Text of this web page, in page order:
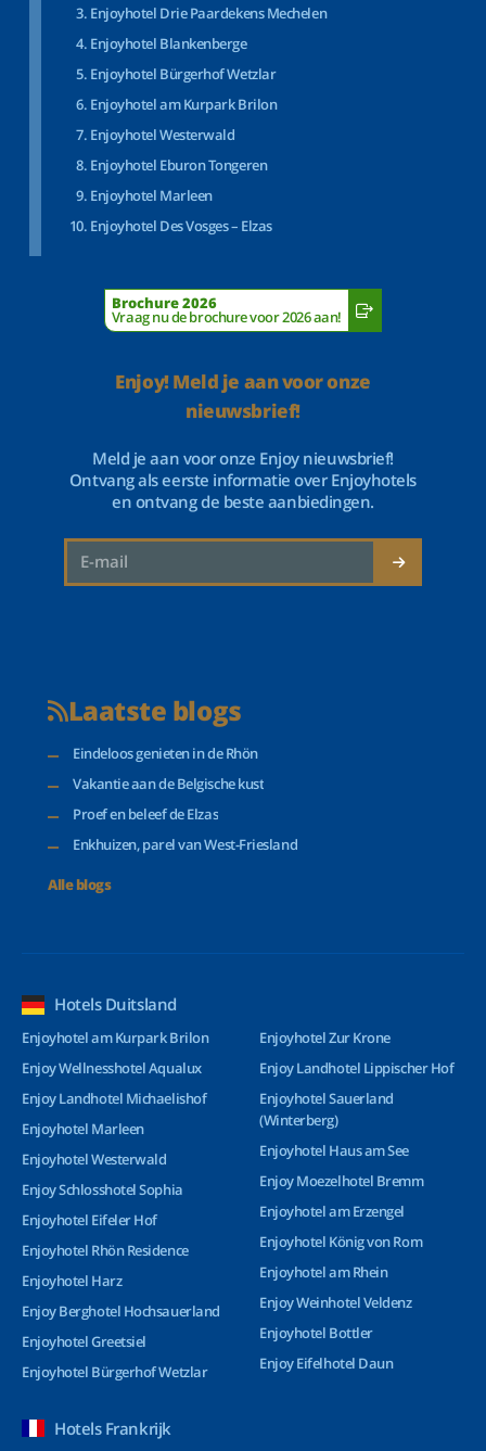
Enjoyhotel Drie Paardekens Mechelen
Enjoyhotel Blankenberge
Enjoyhotel Bürgerhof Wetzlar
Enjoyhotel am Kurpark Brilon
Enjoyhotel Westerwald
Enjoyhotel Eburon Tongeren
Enjoyhotel Marleen
Enjoyhotel Des Vosges – Elzas
Brochure 2026
Vraag nu de brochure voor 2026 aan!
Enjoy! Meld je aan voor onze
nieuwsbrief!
Meld je aan voor onze Enjoy nieuwsbrief!
Ontvang als eerste informatie over Enjoyhotels
en ontvang de beste aanbiedingen.
Laatste blogs
Eindeloos genieten in de Rhön
Vakantie aan de Belgische kust
Proef en beleef de Elzas
Enkhuizen, parel van West-Friesland
Alle blogs
Hotels Duitsland
Enjoyhotel am Kurpark Brilon
Enjoy Wellnesshotel Aqualux
Enjoy Landhotel Michaelishof
Enjoyhotel Marleen
Enjoyhotel Westerwald
Enjoy Schlosshotel Sophia
Enjoyhotel Eifeler Hof
Enjoyhotel Rhön Residence
Enjoyhotel Harz
Enjoy Berghotel Hochsauerland
Enjoyhotel Greetsiel
Enjoyhotel Bürgerhof Wetzlar
Enjoyhotel Zur Krone
Enjoy Landhotel Lippischer Hof
Enjoyhotel Sauerland
(Winterberg)
Enjoyhotel Haus am See
Enjoy Moezelhotel Bremm
Enjoyhotel am Erzengel
Enjoyhotel König von Rom
Enjoyhotel am Rhein
Enjoy Weinhotel Veldenz
Enjoyhotel Bottler
Enjoy Eifelhotel Daun
Hotels Frankrijk